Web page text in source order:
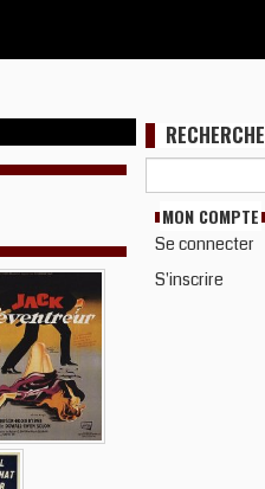
RECHERCHE
MON COMPTE
Se connecter
S'inscrire